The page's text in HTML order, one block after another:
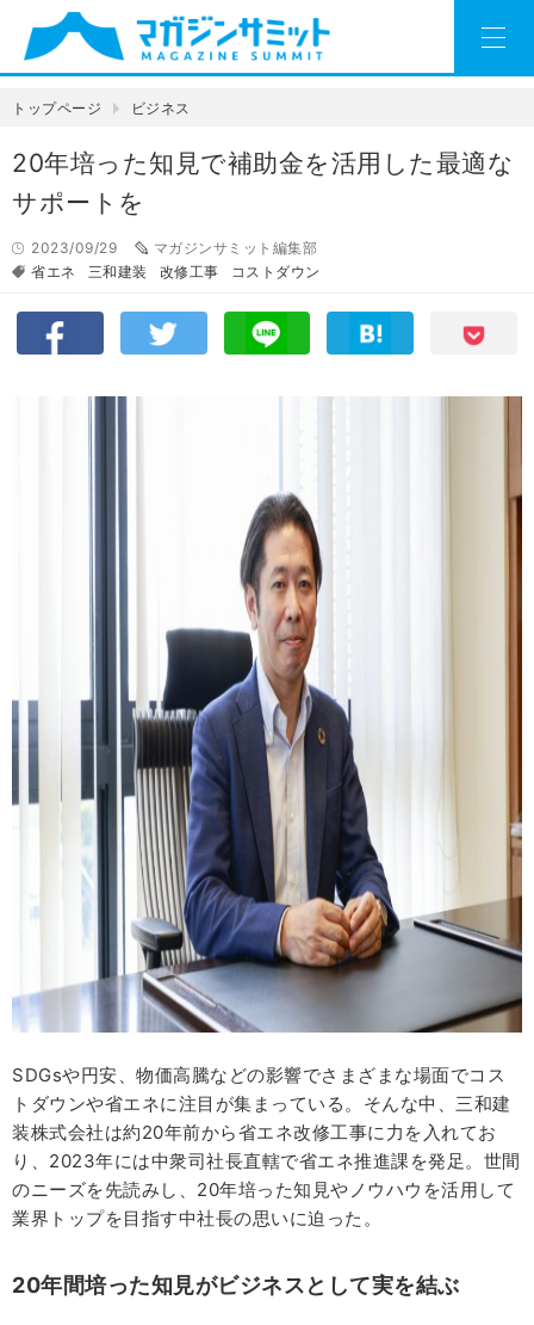
トップページ ビジネス
20年培った知見で補助金を活用した最適な
サポートを
2023/09/29
マガジンサミット編集部
省エネ
三和建装 改修工事 コストダウン
SDGsや円安、物価高騰などの影響でさまざまな場面でコス
トダウンや省エネに注目が集まっている。そんな中、三和建
装株式会社は約20年前から省エネ改修工事に力を入れてお
り、2023年には中衆司社長直轄で省エネ推進課を発足。世間
のニーズを先読みし、20年培った知見やノウハウを活用して
業界トップを目指す中社長の思いに迫った。
20年間培った知見がビジネスとして実を結ぶ